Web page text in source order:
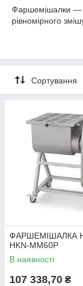
Фаршемішалки —
рівномірного
машини
ручної роботи.
в м'ясних цехах,
підприємствах
Потрібна
— звертайтесь
Сортування
ФАРШЕМІШАЛКА
HKN-MM60P
В наявності
107 338,70 ₴